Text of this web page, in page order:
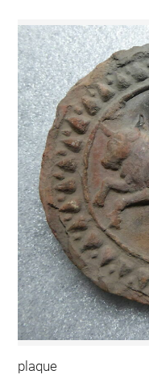
plaque